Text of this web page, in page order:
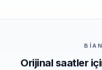
Orijinal saatler